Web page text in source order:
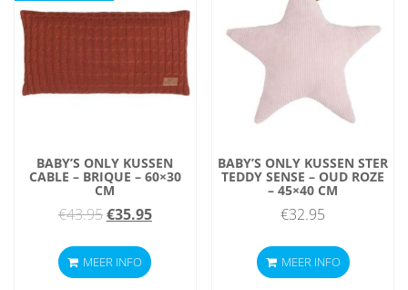
BABY’S ONLY KUSSEN
CABLE – BRIQUE – 60×30
CM
€43.95Oorspronkelijke
was:
€35.95Huidige
is:
MEER INFO
BABY’S ONLY KUSSEN STER
TEDDY SENSE – OUD ROZE
– 45×40 CM
€32.95
MEER INFO